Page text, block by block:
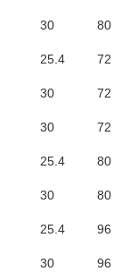
30 80
25.4 72
30 72
30 72
25.4 80
30 80
25.4 96
30 96